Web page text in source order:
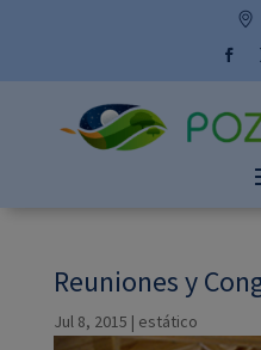
Reuniones y
Jul 8, 2015 | estático